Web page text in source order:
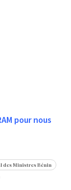
pour nous
des Ministres Bénin